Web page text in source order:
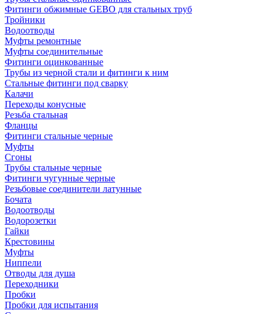
Фитинги обжимные GEBO для стальных труб
Тройники
Водоотводы
Муфты ремонтные
Муфты соединительные
Фитинги оцинкованные
Трубы из черной стали и фитинги к ним
Стальные фитинги под сварку
Калачи
Переходы конусные
Резьба стальная
Фланцы
Фитинги стальные черные
Муфты
Сгоны
Трубы стальные черные
Фитинги чугунные черные
Резьбовые соединители латунные
Бочата
Водоотводы
Водорозетки
Гайки
Крестовины
Муфты
Ниппели
Отводы для душа
Переходники
Пробки
Пробки для испытания